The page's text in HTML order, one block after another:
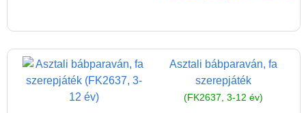
Asztali bábparaván, fa
szerepjáték
(FK2637, 3-12 év)